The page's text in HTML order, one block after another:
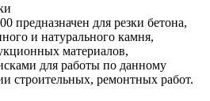
предназначен для резки бетона,
и натурального камня,
материалов,
для работы по данному
строительных, ремонтных работ.